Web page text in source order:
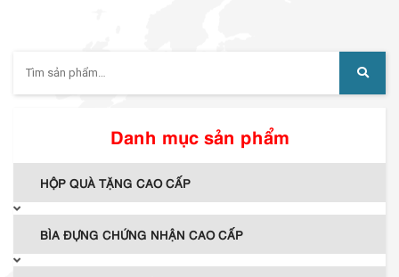
kiếm:
Danh mục sản phẩm
HỘP QUÀ TẶNG CAO CẤP
BÌA ĐỰNG CHỨNG NHẬN CAO CẤP